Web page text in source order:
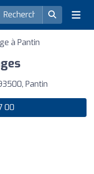
à Pantin
Pantin
00